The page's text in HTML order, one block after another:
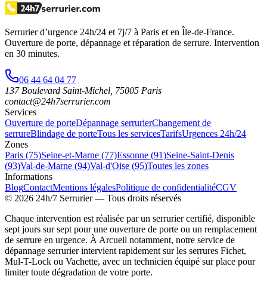
Serrurier d’urgence 24h/24 et 7j/7 à Paris et en Île-de-France.
Ouverture de porte, dépannage et réparation de serrure. Intervention
en 30 minutes.
06 44 64 04 77
137 Boulevard Saint-Michel 75005 Paris
contact@24h7serrurier.com
Services
Ouverture de porteDépannage serrurierChangement de
serrureBlindage de porteTous les servicesTarifsUrgences 24h/24
Zones
Paris (75)Seine-et-Marne (77)Essonne (91)Seine-Saint-Denis
(93)Val-de-Marne (94)Val-d'Oise (95)Toutes les zones
Informations
BlogContactMentions légalesPolitique de confidentialitéCGV
© 2026 24h/7 Serrurier— Tous droits réservés
Chaque intervention est réalisée par un serrurier certifié, disponible
sept jours sur sept pour une ouverture de porte ou un remplacement
de serrure en urgence. À Arcueil notamment, notre service de
dépannage serrurier intervient rapidement sur les serrures Fichet,
Mul-T-Lock ou Vachette, avec un technicien équipé sur place pour
limiter toute dégradation de votre porte.